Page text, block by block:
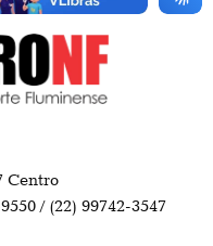
Centro
/ (22) 99742-3547